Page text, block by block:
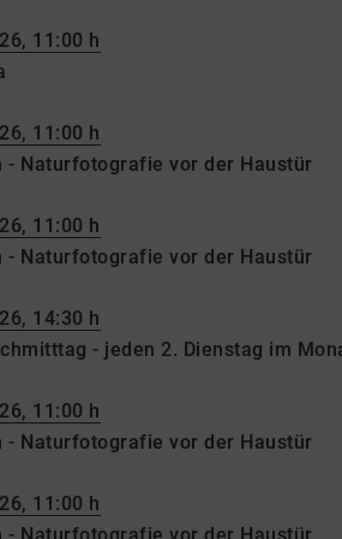
11:00 h
11:00 h
- Naturfotografie vor der Haustür
11:00 h
- Naturfotografie vor der Haustür
14:30 h
- jeden 2. Dienstag im
11:00 h
- Naturfotografie vor der Haustür
11:00 h